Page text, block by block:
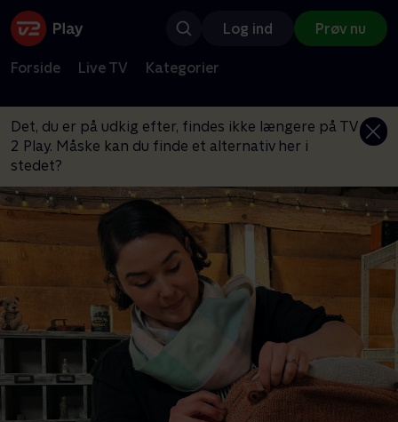
Log ind Prøv nu
Forside Live TV Kategorier
Det, du er på udkig efter, findes ikke længere på TV
2 Play. Måske kan du finde et alternativ her i
stedet?